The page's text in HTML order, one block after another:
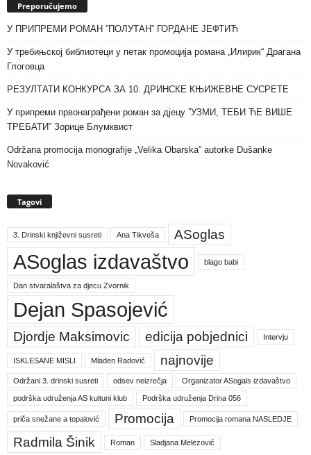
Preporučujemo
У ПРИПРЕМИ РОМАН ”ПОЛУТАН” ГОРДАНЕ ЈЕФТИЋ
У требињској библиотеци у петак промоција романа „Илирик“ Драгана
Глоговца
РЕЗУЛТАТИ КОНКУРСА ЗА 10. ДРИНСКЕ КЊИЖЕВНЕ СУСРЕТЕ
У припреми првонаграђени роман за дјецу ”УЗМИ, ТЕБИ ЋЕ ВИШЕ
ТРЕБАТИ” Зорице Блумквист
Održana promocija monografije „Velika Obarska” autorke Dušanke
Novaković
Tagovi
3. Drinski književni susreti Ana Tikveša ASoglas
ASoglas izdavaštvo blago babi
Dan stvaralaštva za djecu Zvornik
Dejan Spasojević
Djordje Maksimovic edicija pobjednici Intervju
ISKLESANE MISLI Mladen Radović najnovije
Održani 3. drinski susreti odsev neizrečja Organizator ASogals izdavaštvo
podrška udruženja AS kultuni klub Podrška udruženja Drina 056
priča snežane a topalović Promocija Promocija romana NASLEDJE
Radmila Šinik Roman Sladjana Melezović